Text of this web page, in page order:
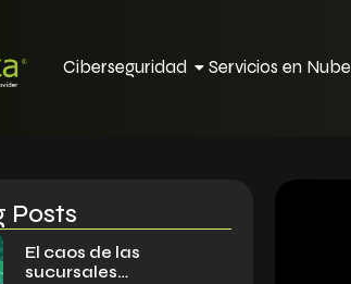
Ciberseguridad Servicios en Nube
Posts
El caos de las
sucursales…